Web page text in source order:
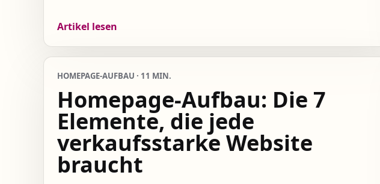
Artikel lesen
HOMEPAGE-AUFBAU · 11 MIN.
Homepage-Aufbau: Die 7
Elemente, die jede
verkaufsstarke Website
braucht